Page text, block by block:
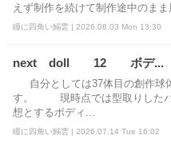
えず制作を続けて制作途中のまま
瞳に四角い鰯雲 | 2026.08.03 Mon 13:30
next doll 12 ボデ...
自分としては37体目の創作球
す。 現時点では型取りしたパ
想とするボディ...
瞳に四角い鰯雲 | 2026.07.14 Tue 16:02